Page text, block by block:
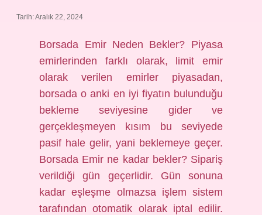
Tarih: Aralık 22, 2024
Borsada Emir Neden Bekler? Piyasa
emirlerinden farklı olarak, limit emir
olarak verilen emirler piyasadan,
borsada o anki en iyi fiyatın bulunduğu
bekleme seviyesine gider ve
gerçekleşmeyen kısım bu seviyede
pasif hale gelir, yani beklemeye geçer.
Borsada Emir ne kadar bekler? Sipariş
verildiği gün geçerlidir. Gün sonuna
kadar eşleşme olmazsa işlem sistem
tarafından otomatik olarak iptal edilir.